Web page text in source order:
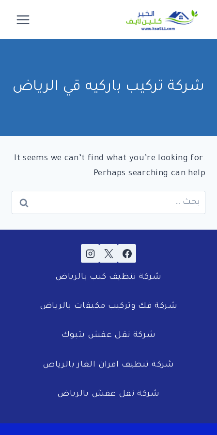
المحتوى
شركة تركيب باركيه قي الرياض
It seems we can’t find what you’re looking for.
Perhaps searching can help.
البحث
عن:
شركة تنظيف كنب بالرياض
شركة فك وتركيب مكيفات بالرياض
شركة نقل عفش بتبوك
شركة تنظيف افران الغاز بالرياض
شركة نقل عفش بالرياض